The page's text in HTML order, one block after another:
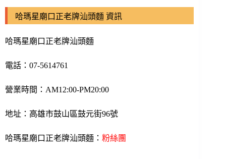
哈瑪星廟口正老牌汕頭麵 資訊
哈瑪星廟口正老牌汕頭麵
電話：07-5614761
營業時間：AM12:00-PM20:00
地址：高雄市鼓山區鼓元街96號
哈瑪星廟口正老牌汕頭麵： 粉絲團